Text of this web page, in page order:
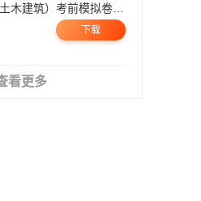
木建筑）考前模拟卷
下载
看更多